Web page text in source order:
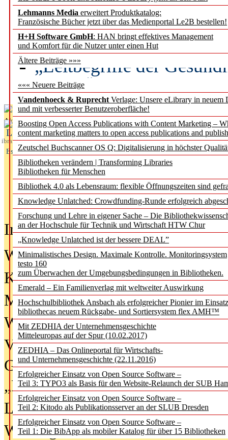
Lehmanns Media erweitert Produktkatalog:
Französische Bücher jetzt über das Medienportal Le2B bestellen!
H+H Software GmbH: HAN bringt effektives Management
und Komfort für die Nutzer unter einen Hut
Ältere Beiträge »»»
««« Neuere Beiträge
Vandenhoeck & Ruprecht Verlage: Unsere eLibrary in neuem
und mit verbesserter Benutzeroberfläche!
Boosting Open Access Publications with Content Marketing –
content marketing matters to open access publications and
Zeutschel Buchscanner OS Q: Digitalisierung in höchster
Bibliotheken verändern | Transforming Libraries
Bibliotheken für Menschen
Bibliothek 4.0 als Lebensraum: flexible Öffnungszeiten sind
Knowledge Unlatched: Crowdfunding-Runde erfolgreich
Forschung und Lehre in eigener Sache – Die
an der Hochschule für Technik und Wirtschaft HTW Chur
„Knowledge Unlatched ist der bessere DEAL”
Minimalistisches Design. Maximale Kontrolle. Monitoringsystem
testo 160
zum Überwachen der Umgebungsbedingungen in Bibliotheken.
Emerald – Ein Familienverlag mit weltweiter Auswirkung
Hochschulbibliothek Ansbach als erfolgreicher Pionier im
bibliothecas neuem Rückgabe- und Sortiersystem flex AMH™
Mit ZEDHIA der Unternehmensgeschichte
Mitteleuropas auf der Spur (10.02.2017)
ZEDHIA – Das Onlineportal für Wirtschafts-
und Unternehmensgeschichte (22.11.2016)
Erfolgreicher Einsatz von Open Source Software –
Teil 3: TYPO3 als Basis für den Website-Relaunch der SUB
Erfolgreicher Einsatz von Open Source Software –
Teil 2: Kitodo als Publikationsserver an der SLUB Dresden
Erfolgreicher Einsatz von Open Source Software –
Teil 1: Die BibApp als mobiler Katalog für über 15 Bibliotheken
Künstliche Intelligenz
besser zu verstehen
„Leitbegriffe der
des BIÖG erscheinen
Aktuelles aus
L
ibrary
Essentials
In der Ausgabe06/2026(August
Was Hochschul­bibliotheken von
Kinder in der digitalen Welt
Metadaten als Infrastruktur
Wenn Bots katalogisieren
Von Abschlusskleidern bis
Geisterjagd-Ausrüstung in der
„Library of Things“ unterwegs
Lesen als Infrastrukturaufgabe
Wie Jugendliche Social Media